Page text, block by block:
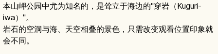
本山岬公园中尤为知名的，是耸立于海边的"穿岩（Kuguri-
iwa）"。
岩石的空洞与海、天空相叠的景色，只需改变观看位置印象就
会不同。